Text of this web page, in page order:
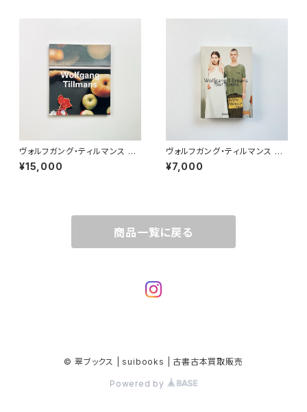
ヴォルフガング・ティルマンス W
olfgang Tillmans（Contem
porary artists）
¥15,000
ヴォルフガング・ティルマンス W
olfgang Tillmans | four bo
oks
¥7,000
商品一覧に戻る
© 翠ブックス | suibooks | 古書古本買取販売
Powered by